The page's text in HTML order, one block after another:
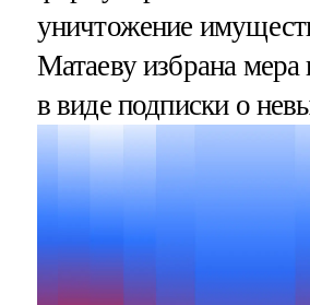
уничтожение
Матаеву избрана мера
в виде подписки о